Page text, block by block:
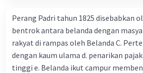
SPS dan TBT Agreement) dan
Agreement) untuk
perdagangan dapat
memperhitungkan
Forum untuk Diskusi: WTO
Perang Padri tahun 1825 disebabkan
bentrok antara belanda dengan
rakyat di rampas oleh Belanda C.
dengan kaum ulama d. penarikan
tinggi e. Belanda ikut campur